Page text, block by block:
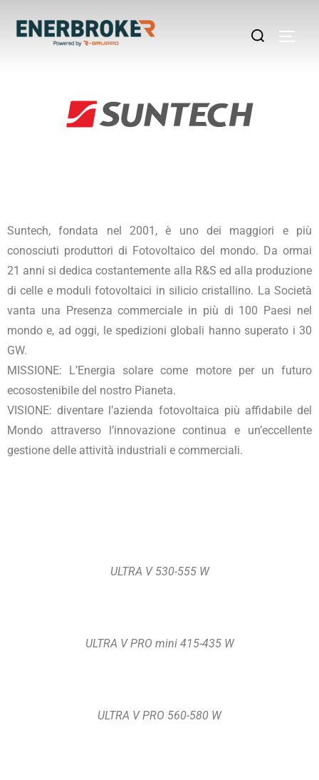
Suntech, fondata nel 2001, è uno dei maggiori e più
conosciuti produttori di Fotovoltaico del mondo. Da ormai
21 anni si dedica costantemente alla R&S ed alla produzione
di celle e moduli fotovoltaici in silicio cristallino. La Società
vanta una Presenza commerciale in più di 100 Paesi nel
mondo e, ad oggi, le spedizioni globali hanno superato i 30
GW.
MISSIONE: L’Energia solare come motore per un futuro
ecosostenibile del nostro Pianeta.
VISIONE: diventare l’azienda fotovoltaica più affidabile del
Mondo attraverso l’innovazione continua e un’eccellente
gestione delle attività industriali e commerciali.
ULTRA V 530-555 W
ULTRA V PRO mini 415-435 W
ULTRA V PRO 560-580 W